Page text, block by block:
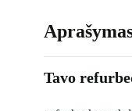
Tavo